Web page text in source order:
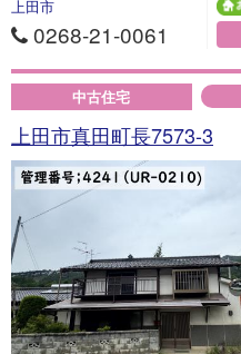
上田市
0268-21-0061
中古住宅
上田市真田町長7573-3